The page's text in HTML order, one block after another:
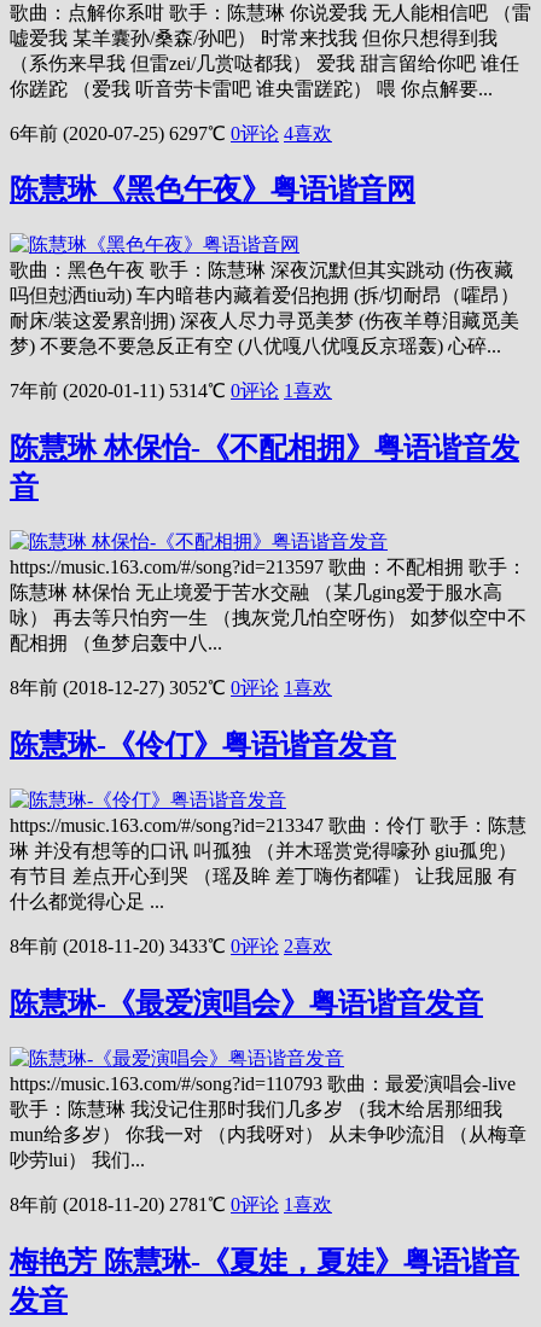
歌曲：点解你系咁 歌手：陈慧琳 你说爱我 无人能相信吧 （雷
嘘爱我 某羊囊孙/桑森/孙吧） 时常来找我 但你只想得到我
（系伤来早我 但雷zei/几赏哒都我） 爱我 甜言留给你吧 谁任
你蹉跎 （爱我 听音劳卡雷吧 谁央雷蹉跎） 喂 你点解要...
6年前 (2020-07-25) 6297℃ 0评论 4喜欢
陈慧琳《黑色午夜》粤语谐音网
歌曲：黑色午夜 歌手：陈慧琳 深夜沉默但其实跳动 (伤夜藏
吗但尅洒tiu动) 车内暗巷内藏着爱侣抱拥 (拆/切耐昂（嚯昂）
耐床/装这爱累剖拥) 深夜人尽力寻觅美梦 (伤夜羊尊泪藏觅美
梦) 不要急不要急反正有空 (八优嘎八优嘎反京瑶轰) 心碎...
7年前 (2020-01-11) 5314℃ 0评论 1喜欢
陈慧琳 林保怡-《不配相拥》粤语谐音发
音
https://music.163.com/#/song?id=213597 歌曲：不配相拥 歌手：
陈慧琳 林保怡 无止境爱于苦水交融 （某几ging爱于服水高
咏） 再去等只怕穷一生 （拽灰党几怕空呀伤） 如梦似空中不
配相拥 （鱼梦启轰中八...
8年前 (2018-12-27) 3052℃ 0评论 1喜欢
陈慧琳-《伶仃》粤语谐音发音
https://music.163.com/#/song?id=213347 歌曲：伶仃 歌手：陈慧
琳 并没有想等的口讯 叫孤独 （并木瑶赏党得嚎孙 giu孤兜）
有节目 差点开心到哭 （瑶及眸 差丁嗨伤都嚯） 让我屈服 有
什么都觉得心足 ...
8年前 (2018-11-20) 3433℃ 0评论 2喜欢
陈慧琳-《最爱演唱会》粤语谐音发音
https://music.163.com/#/song?id=110793 歌曲：最爱演唱会-live
歌手：陈慧琳 我没记住那时我们几多岁 （我木给居那细我
mun给多岁） 你我一对 （内我呀对） 从未争吵流泪 （从梅章
吵劳lui） 我们...
8年前 (2018-11-20) 2781℃ 0评论 1喜欢
梅艳芳 陈慧琳-《夏娃，夏娃》粤语谐音
发音